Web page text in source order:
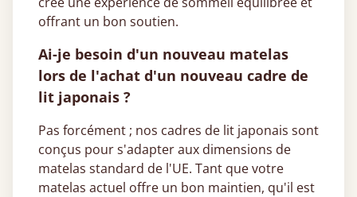
offrant un bon soutien.
Ai-je besoin d'un nouveau matelas
lors de l'achat d'un nouveau cadre de
lit japonais ?
Pas forcément ; nos cadres de lit japonais sont
conçus pour s'adapter aux dimensions de
matelas standard de l'UE. Tant que votre
matelas actuel offre un bon maintien, qu'il est